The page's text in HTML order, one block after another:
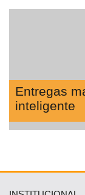
Entregas
inteligente